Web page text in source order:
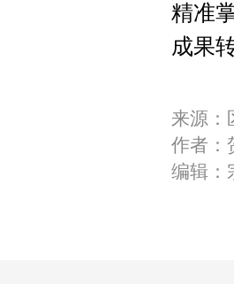
精准
成果
来源：
作者：
编辑：